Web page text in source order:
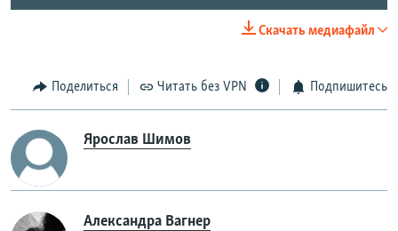
Скачать медиафайл
Поделиться Читать без VPN Подпишитесь
Ярослав Шимов
Александра Вагнер